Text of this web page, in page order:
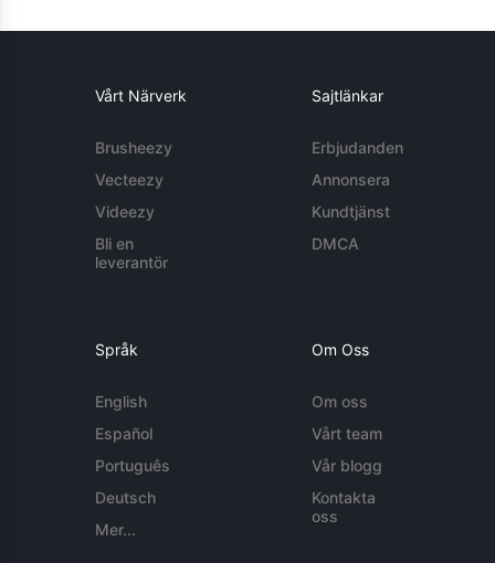
Vårt Närverk
Brusheezy
Vecteezy
Videezy
Bli en
leverantör
Sajtlänkar
Erbjudanden
Annonsera
Kundtjänst
DMCA
Språk
English
Español
Português
Deutsch
Mer...
Om Oss
Om oss
Vårt team
Vår blogg
Kontakta
oss